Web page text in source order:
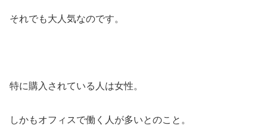
それでも大人気なのです。
特に購入されている人は女性。
しかもオフィスで働く人が多いとのこと。